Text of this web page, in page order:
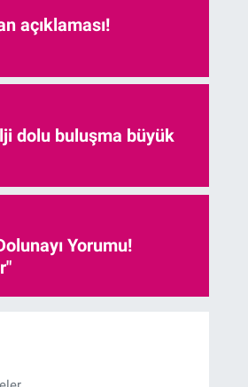
açıklaması!
dolu buluşma büyük
Yorumu!